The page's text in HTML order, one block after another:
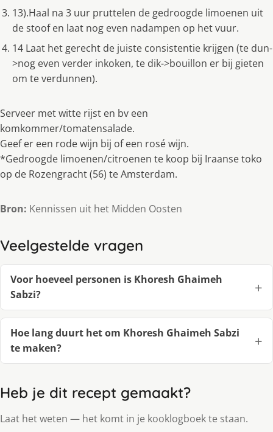
13).Haal na 3 uur pruttelen de gedroogde limoenen uit
de stoof en laat nog even nadampen op het vuur.
14 Laat het gerecht de juiste consistentie krijgen (te dun-
>nog even verder inkoken, te dik->bouillon er bij gieten
om te verdunnen).
Serveer met witte rijst en bv een
komkommer/tomatensalade.
Geef er een rode wijn bij of een rosé wijn.
*Gedroogde limoenen/citroenen te koop bij Iraanse toko
op de Rozengracht (56) te Amsterdam.
Bron: Kennissen uit het Midden Oosten
Veelgestelde vragen
Voor hoeveel personen is Khoresh Ghaimeh
Sabzi?
Hoe lang duurt het om Khoresh Ghaimeh Sabzi
te maken?
Heb je dit recept gemaakt?
Laat het weten — het komt in je kooklogboek te staan.